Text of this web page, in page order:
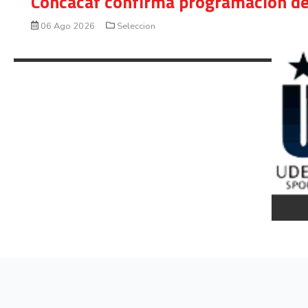
06 Ago 2026 Seleccion